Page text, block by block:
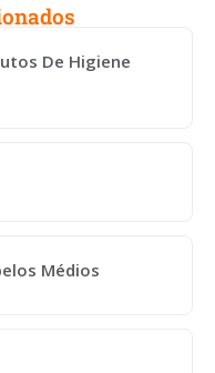
De Higiene
Médios